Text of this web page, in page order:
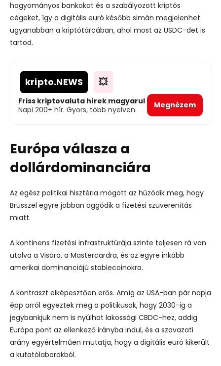
hagyományos bankokat és a szabályozott kriptós
cégeket, így a digitális euró később simán megjelenhet
ugyanabban a kriptótárcában, ahol most az USDC-det is
tartod.
kripto.NEWS 💥
Friss kriptovaluta hírek magyarul
Napi 200+ hír. Gyors, több nyelven.
Megnézem
Európa válasza a
dollárdominanciára
Az egész politikai hisztéria mögött az húzódik meg, hogy
Brüsszel egyre jobban aggódik a fizetési szuverenitás
miatt.
A kontinens fizetési infrastruktúrája szinte teljesen rá van
utalva a Visára, a Mastercardra, és az egyre inkább
amerikai dominanciájú stablecoinokra.
A kontraszt elképesztően erős. Amíg az USA-ban pár napja
épp arról egyeztek meg a politikusok, hogy 2030-ig a
jegybankjuk nem is nyúlhat lakossági CBDC-hez, addig
Európa pont az ellenkező irányba indul, és a szavazati
arány egyértelműen mutatja, hogy a digitális euró kikerült
a kutatólaborokból.